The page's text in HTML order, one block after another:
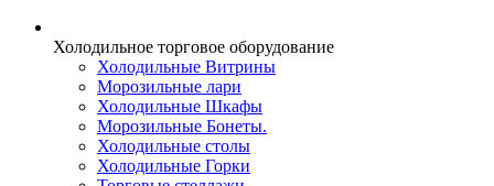
Холодильное торговое оборудование
Холодильные Витрины
Морозильные лари
Холодильные Шкафы
Морозильные Бонеты.
Холодильные столы
Холодильные Горки